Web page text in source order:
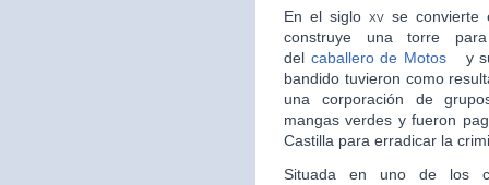
En el sigloxv se convierte
construye una torre
del caballero de Motos
y
bandido tuvieron como
una corporación de
mangas verdes y fueron
Castilla para erradicar la
Situada en uno de los